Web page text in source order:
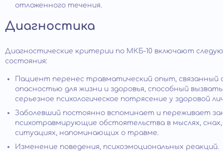
отложенного течения.
Диагностика
Диагностические критерии по МКБ-10 включают
состояния:
Пациент перенес травматический опыт, связанный
опасностью для жизни и здоровья, способный вызвать
серьезное психологическое потрясение у здоровой
Заболевший постоянно вспоминает и переживает
психотравмирующие обстоятельства в мыслях, снах,
ситуациях, напоминающих о травме.
Изменение поведения, психоэмоциональных реакций.